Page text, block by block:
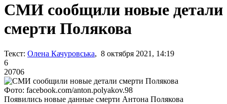
СМИ сообщили новые детали
смерти Полякова
Текст: Олена Качуровська, 8 октября 2021, 14:19
6
20706
Фото: facebook.com/anton.polyakov.98
Появились новые данные смерти Антона Полякова